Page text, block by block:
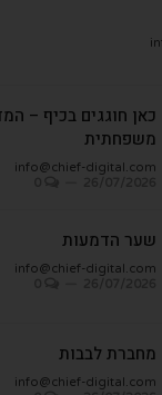
כאן חוגגים בכיף –
משפחתית
info@chief-digital.com
שער הדמעות
info@chief-digital.com
מחברת לבבות
info@chief-digital.com